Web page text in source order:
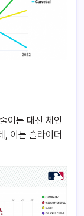
이는 대신 체인
, 이는 슬라이더